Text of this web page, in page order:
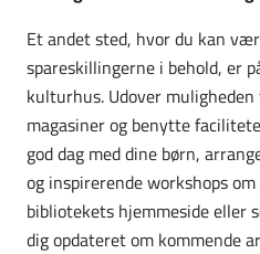
Et andet sted, hvor du kan
spareskillingerne i behold, er
kulturhus. Udover
magasiner og benytte
god dag med dine børn,
og inspirerende workshops
bibliotekets hjemmeside eller
dig opdateret om kommende